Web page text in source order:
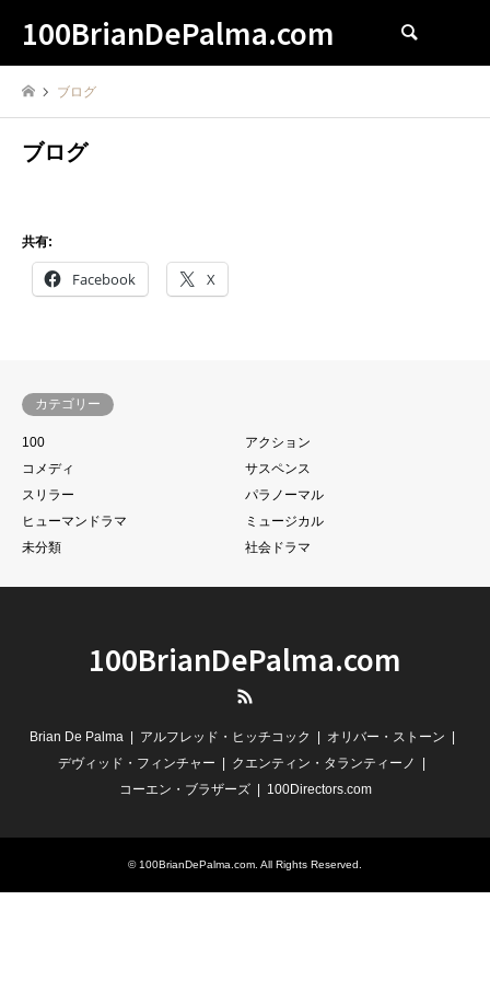
100BrianDePalma.com
ブログ
ブログ
共有:
Facebook X
カテゴリー
100
アクション
コメディ
サスペンス
スリラー
パラノーマル
ヒューマンドラマ
ミュージカル
未分類
社会ドラマ
100BrianDePalma.com
Brian De Palma アルフレッド・ヒッチコック
オリバー・ストーン
デヴィッド・フィンチャー
クエンティン・タランティーノ
コーエン・ブラザーズ
100Directors.com
©100BrianDePalma.com. All Rights Reserved.